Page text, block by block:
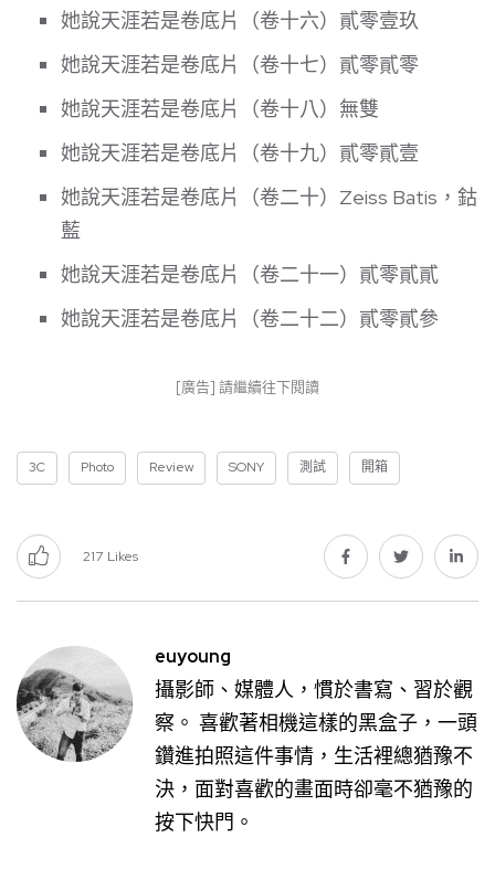
她說天涯若是卷底片（卷十六）貳零壹玖
她說天涯若是卷底片（卷十七）貳零貳零
她說天涯若是卷底片（卷十八）無雙
她說天涯若是卷底片（卷十九）貳零貳壹
她說天涯若是卷底片（卷二十）Zeiss Batis，鈷
藍
她說天涯若是卷底片（卷二十一）貳零貳貳
她說天涯若是卷底片（卷二十二）貳零貳參
[廣告] 請繼續往下閱讀
3C Photo Review SONY 測試 開箱
217 Likes
euyoung
攝影師、媒體人，慣於書寫、習於觀
察。 喜歡著相機這樣的黑盒子，一頭
鑽進拍照這件事情，生活裡總猶豫不
決，面對喜歡的畫面時卻毫不猶豫的
按下快門。